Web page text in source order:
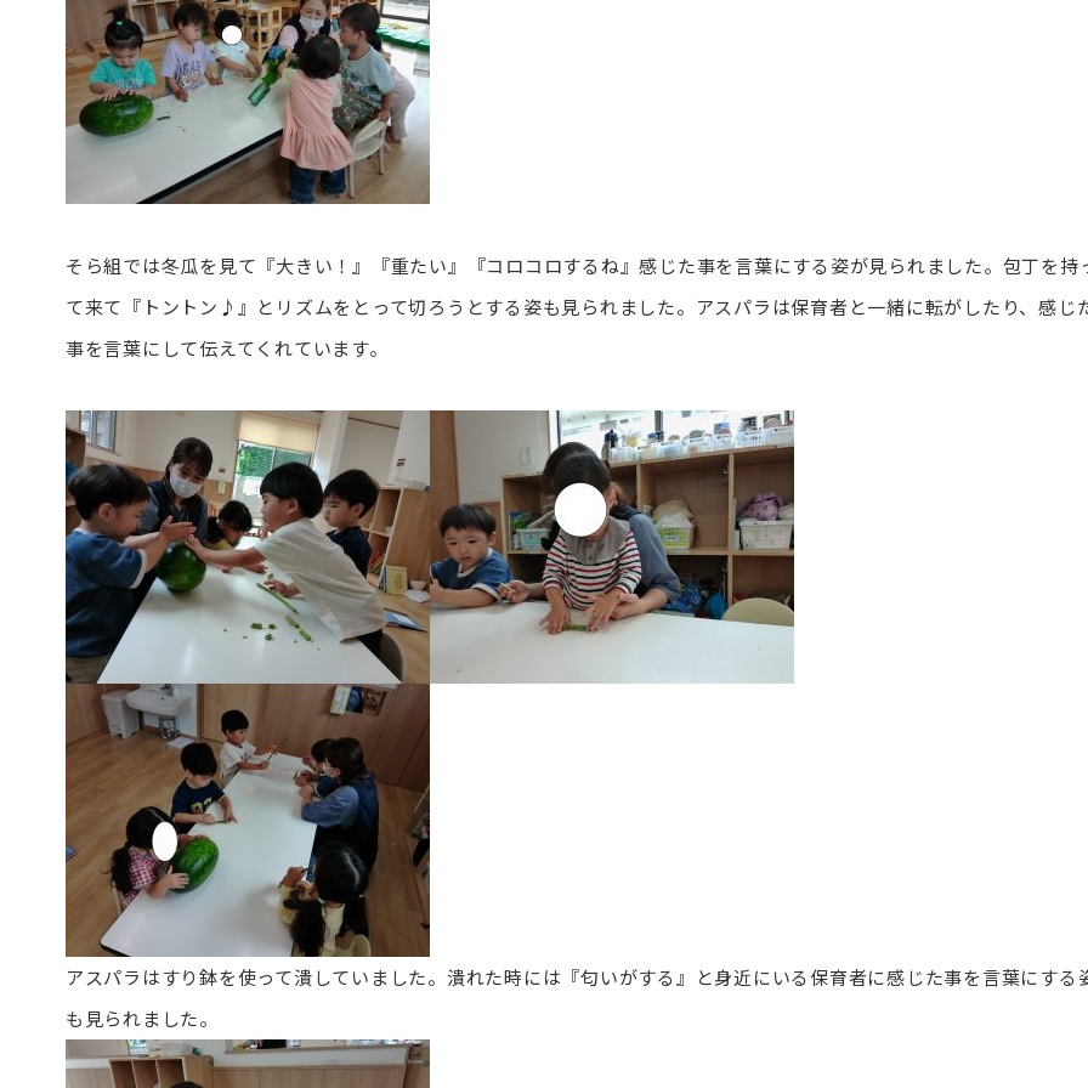
そら組では冬瓜を見て『大きい！』『重たい』『コロコロするね』感じた事を言葉にする姿が見られました。包丁を持
て来て『トントン♪』とリズムをとって切ろうとする姿も見られました。アスパラは保育者と一緒に転がしたり、感じ
事を言葉にして伝えてくれています。
アスパラはすり鉢を使って潰していました。潰れた時には『匂いがする』と身近にいる保育者に感じた事を言葉にする
も見られました。